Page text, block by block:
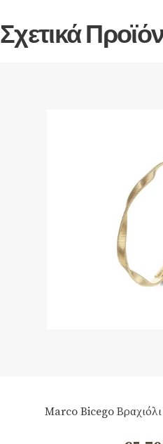
Σχετικά
Marco Bicego